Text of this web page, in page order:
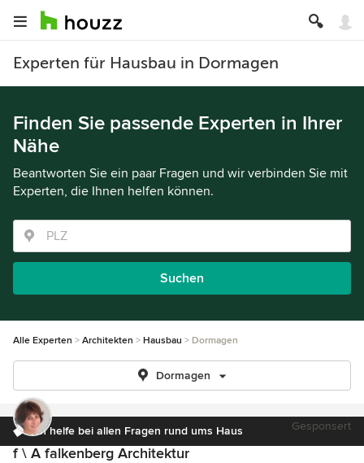
Experten für Hausbau in Dormagen
Finden Sie passende Experten in Ihrer
Nähe
Beantworten Sie ein paar Fragen und wir verbinden Sie mit
Experten, die Ihnen helfen können.
Suchen
Alle Experten Architekten Hausbau Dormagen
Dormagen
Ich helfe bei allen Fragen rund ums Haus Gesponsert
f \ A falkenberg Architektur